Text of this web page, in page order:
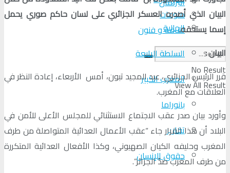
منوعات
ثقافة و فنون
No Result
View All Result
الجالية
السلطة الرابعة
المغرب الكبير
بانوراما
تقارير
حقوق الإنسان
البيان الذي أصدره العسكر الجزائري على لسان حاكم صوري يحمل
إسما يستحقه.
البيان :
قرر الرئيس الجزائري، عبد المجيد تبون، أمس الأربعاء، إعادة النظر في
العلاقات مع المغرب.
وأورد بيان صدر عقب الاجتماع الاستثنائي للمجلس الأعلى للأمن في
البلاد أن هذا القرار جاء “عقب الأعمال العدائية المتواصلة من طرف
المغرب وحليفه الكيان الصهيوني، وكذا الأفعال العدائية المتكررة
من طرف المغرب ضدّ الجزائر”.